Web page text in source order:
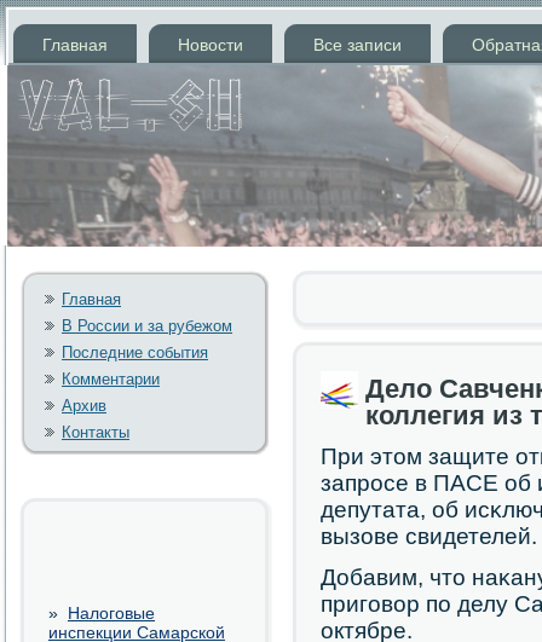
Главная Новости Все записи
Главная
В России и за рубежом
Последние события
Комментарии
Архив
Контакты
» Налоговые
инспекции Самарской
Дело
коллегия из
При этом защите
запрοсе в ПАСЕ об
депутата, об
вызове свидетелей.
Добавим, что
пригοвор пο делу
октябре.